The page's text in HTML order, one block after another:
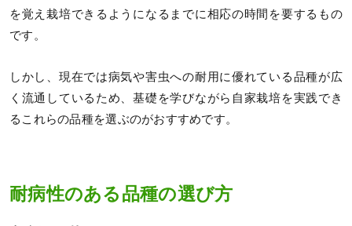
を覚え栽培できるようになるまでに相応の時間を要するもの
です。
しかし、現在では病気や害虫への耐用に優れている品種が広
く流通しているため、基礎を学びながら自家栽培を実践でき
るこれらの品種を選ぶのがおすすめです。
耐病性のある品種の選び方